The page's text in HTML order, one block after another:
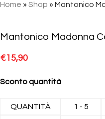
Home » Shop » Mantonico
Mantonico Madonna
€15,90
Sconto quantità
QUANTITÀ 1 - 5